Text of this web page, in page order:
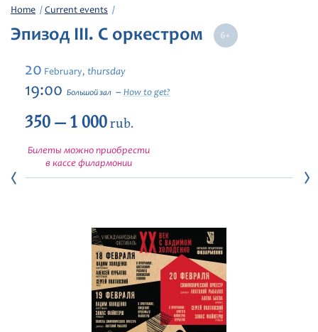
Philharmonic
Current events
Festivals
Home Current events
Эпизод III. С оркестром
20 February, thursday
19:00 Большой зал How to get?
350 — 1 000rub.
Билеты можно приобрести
в кассе филармонии